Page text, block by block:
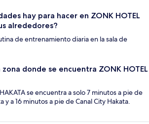
hay para hacer en ZONK HOTEL
alrededores?
de entrenamiento diaria en la sala de
zona donde se encuentra ZONK HOTEL
se encuentra a solo 7 minutos a pie de
y a 16 minutos a pie de Canal City Hakata.